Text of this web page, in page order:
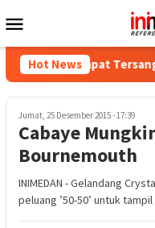
ke
Mobile
Hot News
Empat Tersangka
Jumat, 25 Desember 2015 - 17:39
Cabaye
Bournemouth
INIMEDAN - Gelandang
peluang ’50-50’ untuk